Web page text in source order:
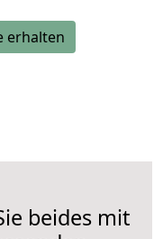
erhalten
beides mit